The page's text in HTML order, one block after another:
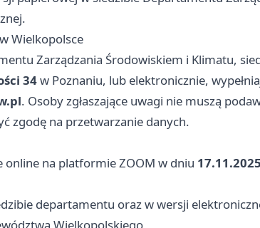
Wielkopolsce
Zarządzania Środowiskiem i Klimatu,
34w Poznaniu, lub elektronicznie,
. Osoby zgłaszające uwagi nie muszą
zgodę na przetwarzanie danych.
na platformie ZOOM w dniu
departamentu oraz w wersji